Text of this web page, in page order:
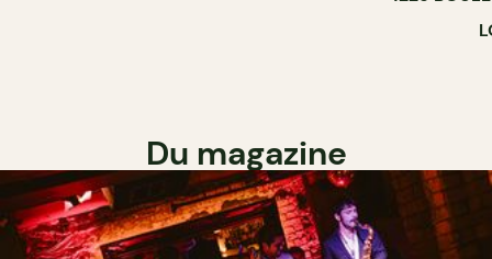
Du magazine